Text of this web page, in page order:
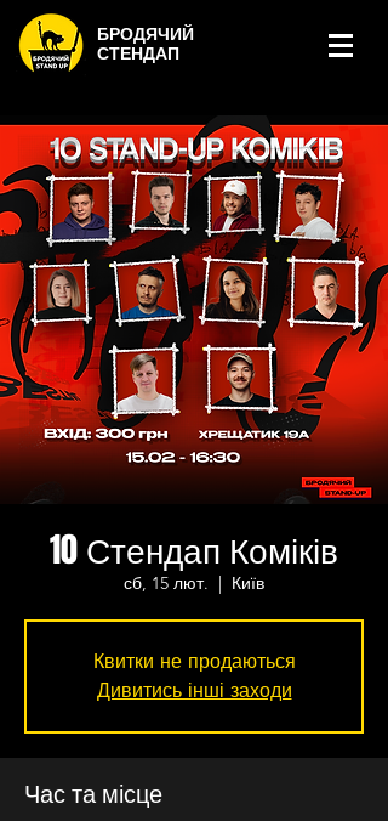
БРОДЯЧИЙ
СТЕНДАП
10 Стендап Коміків
сб, 15 лют.
  |
Київ
Квитки не продаються
Дивитись інші заходи
Час та місце